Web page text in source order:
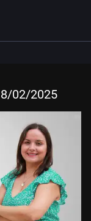
02/2025